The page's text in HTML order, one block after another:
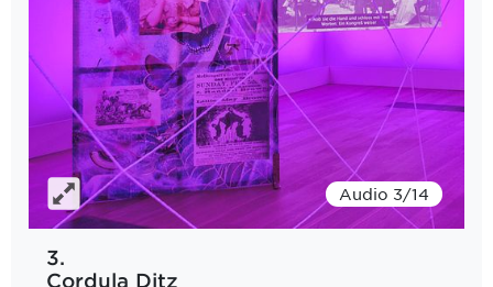
Audio 3/14
3.
Cordula Ditz